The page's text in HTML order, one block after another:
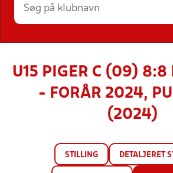
U15 PIGER C (09) 8:8
- FORÅR 2024,
(2024)
STILLING DETALJERET